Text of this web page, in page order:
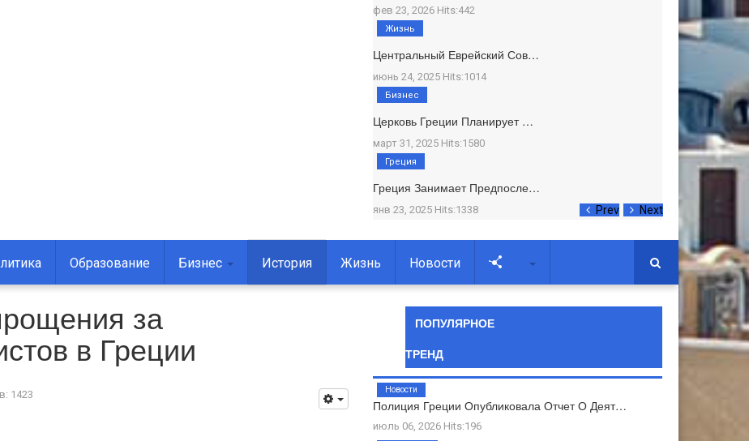
Prev Next
фев 23, 2026 Hits:442
Центральный Еврейский Сов…
июнь 24, 2025 Hits:1014
Жизнь
Церковь Греции Планирует …
март 31, 2025 Hits:1580
Бизнес
Греция Занимает Предпосле…
янв 23, 2025 Hits:1338
Греция
Образование Бизнес История Жизнь Новости
за
в Греции
1423
ПОПУЛЯРНОЕ
ТРЕНД
Полиция Греции Опубликовала Отчет О Деят…
июль 06, 2026 Hits:196
Новости